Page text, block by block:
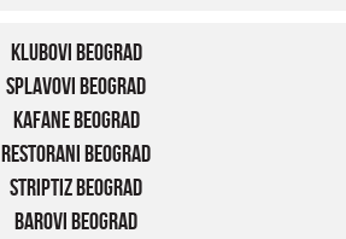
Klubovi Beograd
Splavovi Beograd
Kafane Beograd
Restorani Beograd
Striptiz Beograd
Barovi Beograd